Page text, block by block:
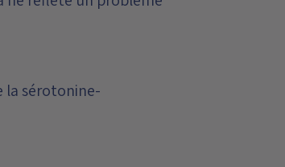
la sérotonine-